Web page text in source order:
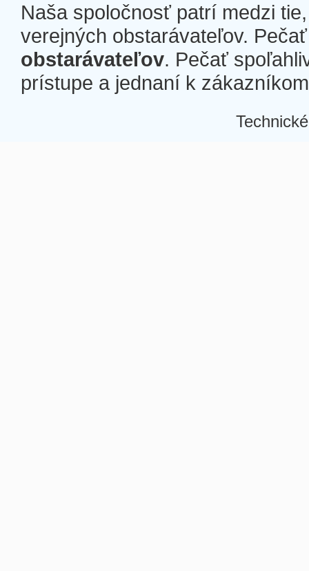
Naša spoločnosť patrí medzi
verejných obstarávateľov.
obstarávateľov. Pečať
prístupe a jednaní k